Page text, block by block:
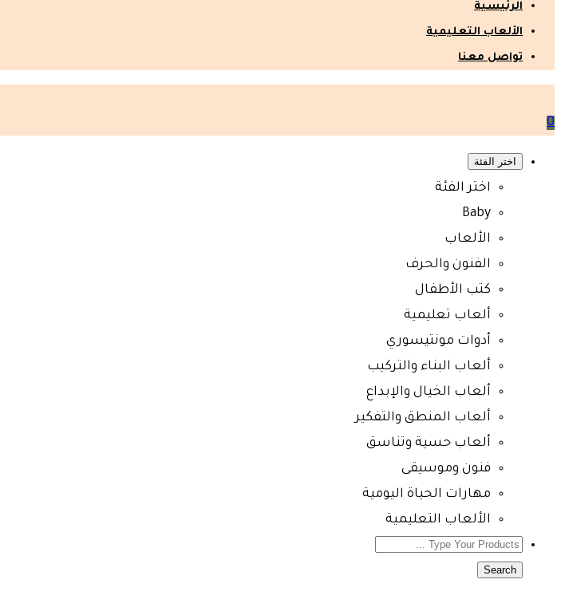
الرئيسية
الألعاب التعليمية
تواصل معنا
0
اختر الفئة
اختر الفئة
Baby
الألعاب
الفنون والحرف
كتب الأطفال
ألعاب تعليمية
أدوات مونتيسوري
ألعاب البناء والتركيب
ألعاب الخيال والإبداع
ألعاب المنطق والتفكير
ألعاب حسية وتناسق
فنون وموسيقى
مهارات الحياة اليومية
الألعاب التعليمية
Search